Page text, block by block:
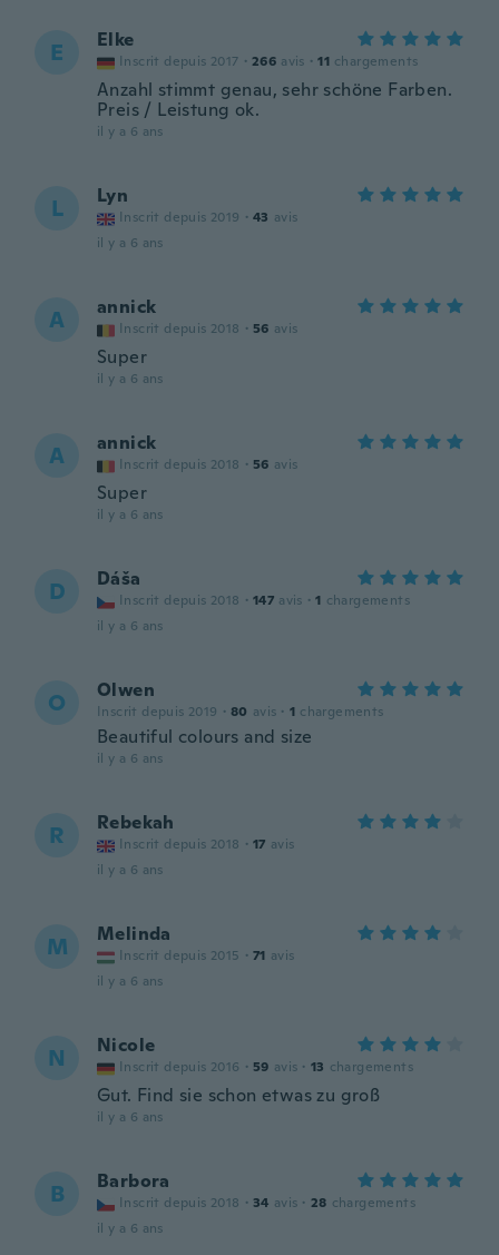
E Elke
Inscrit depuis 2017 · 266 avis · 11 chargements
Anzahl stimmt genau, sehr schöne Farben.
Preis / Leistung ok.
il y a 6 ans
L Lyn
Inscrit depuis 2019 · 43 avis
il y a 6 ans
A annick
Inscrit depuis 2018 · 56 avis
Super
il y a 6 ans
A annick
Inscrit depuis 2018 · 56 avis
Super
il y a 6 ans
D Dáša
Inscrit depuis 2018 · 147 avis · 1 chargements
il y a 6 ans
O Olwen
Inscrit depuis 2019 · 80 avis · 1 chargements
Beautiful colours and size
il y a 6 ans
R Rebekah
Inscrit depuis 2018 · 17 avis
il y a 6 ans
M Melinda
Inscrit depuis 2015 · 71 avis
il y a 6 ans
N Nicole
Inscrit depuis 2016 · 59 avis · 13 chargements
Gut. Find sie schon etwas zu groß
il y a 6 ans
B Barbora
Inscrit depuis 2018 · 34 avis · 28 chargements
il y a 6 ans